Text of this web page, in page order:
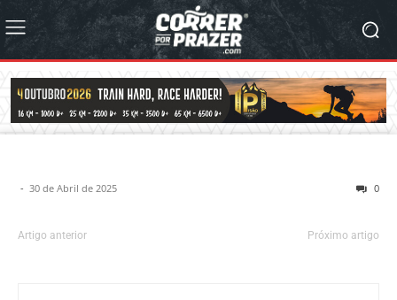
- 30 de Abril de 2025 0
Artigo anterior Próximo artigo